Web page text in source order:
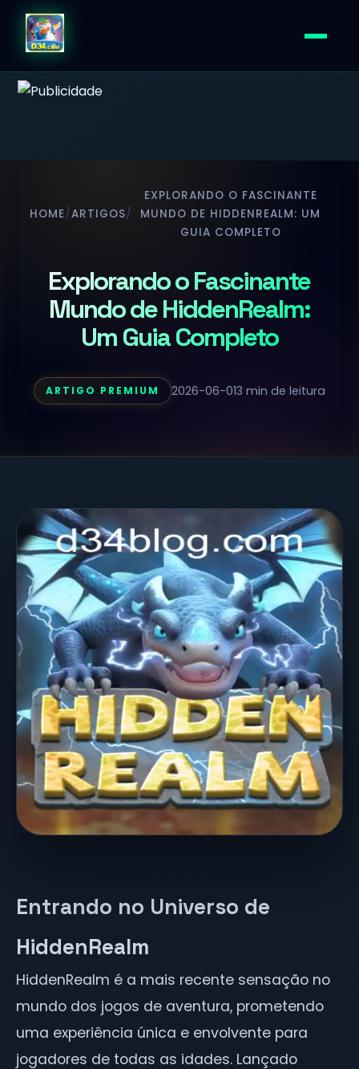
HOME/ARTIGOS/
EXPLORANDO O FASCINANTE
MUNDO DE HIDDENREALM: UM
GUIA COMPLETO
Explorando o Fascinante
Mundo de HiddenRealm:
Um Guia Completo
ARTIGO PREMIUM 2026-06-013 min de leitura
Entrando no Universo de
HiddenRealm
HiddenRealm é a mais recente sensação no
mundo dos jogos de aventura, prometendo
uma experiência única e envolvente para
jogadores de todas as idades. Lançado